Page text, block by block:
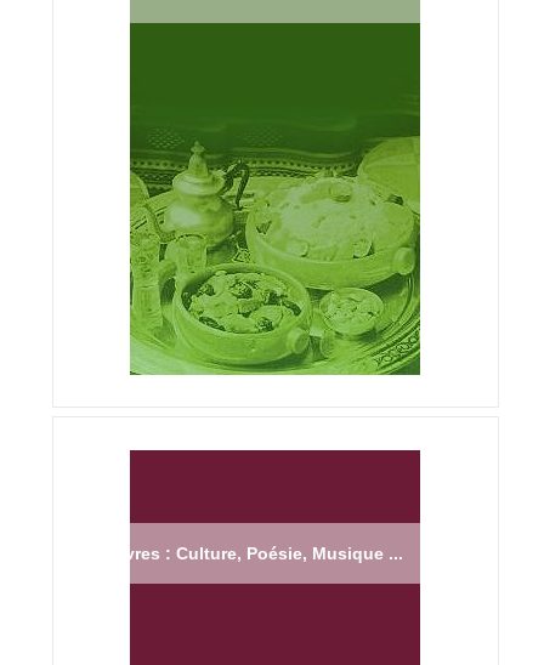
Livres : Culture, Poésie, Musique ...